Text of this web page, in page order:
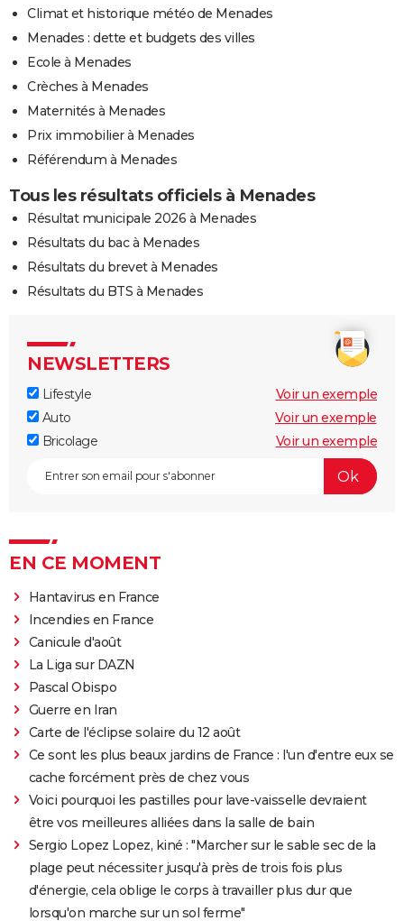
Climat et historique météo de Menades
Menades : dette et budgets des villes
Ecole à Menades
Crèches à Menades
Maternités à Menades
Prix immobilier à Menades
Référendum à Menades
Tous les résultats officiels à Menades
Résultat municipale 2026 à Menades
Résultats du bac à Menades
Résultats du brevet à Menades
Résultats du BTS à Menades
NEWSLETTERS
Lifestyle
Voir un exemple
Auto
Voir un exemple
Bricolage
Voir un exemple
EN CE MOMENT
Hantavirus en France
Incendies en France
Canicule d'août
La Liga sur DAZN
Pascal Obispo
Guerre en Iran
Carte de l'éclipse solaire du 12 août
Ce sont les plus beaux jardins de France : l'un d'entre eux se
cache forcément près de chez vous
Voici pourquoi les pastilles pour lave-vaisselle devraient
être vos meilleures alliées dans la salle de bain
Sergio Lopez Lopez, kiné : "Marcher sur le sable sec de la
plage peut nécessiter jusqu'à près de trois fois plus
d'énergie, cela oblige le corps à travailler plus dur que
lorsqu'on marche sur un sol ferme"